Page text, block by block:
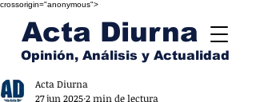
crossorigin="anonymous">
Acta Diurna
Opinión, Análisis y Actualidad
Acta Diurna
27 jun 20252 min de lectura